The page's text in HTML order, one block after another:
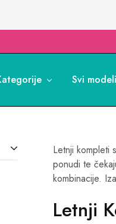
Svi modeli
Letnji kompleti
ponudi te
kombinacije.
Letnji